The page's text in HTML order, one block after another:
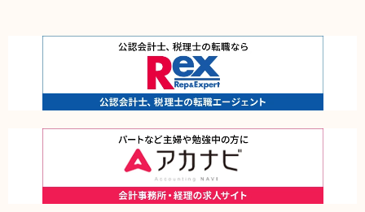
載することにより、いつでもどなたにも入手可能な措置を取るものとします。
個人情報保護管理方針に関するお問い合わせは、下記で受け付けております。
株式会社レックスアドバイザーズ 個人情報相談窓口 個人情報保護管理者（HR事
電話： 03-5510-1131 メール：info@career-adv.jp
当社が取扱う個人情報について
株式会社レックスアドバイザーズ（当社）は、当社の有料職業紹介事業、労働者派
遣事業、求人広告媒体事業、オウンドメディア事業をご利用になるお客様のプライ
バシーを尊重するため、以下のとおり個人情報の保護に取り組んでいます。